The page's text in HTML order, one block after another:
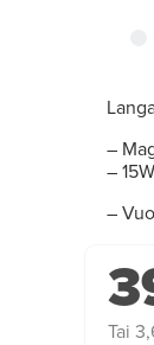
–
–
–
Tai